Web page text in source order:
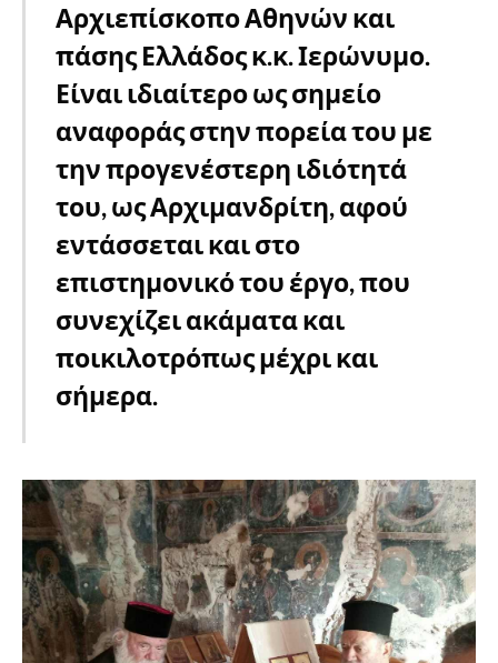
Αρχιεπίσκοπο Αθηνών και
πάσης Ελλάδος κ.κ. Ιερώνυμο.
Είναι ιδιαίτερο ως σημείο
αναφοράς στην πορεία του με
την προγενέστερη ιδιότητά
του, ως Αρχιμανδρίτη, αφού
εντάσσεται και στο
επιστημονικό του έργο, που
συνεχίζει ακάματα και
ποικιλοτρόπως μέχρι και
σήμερα.